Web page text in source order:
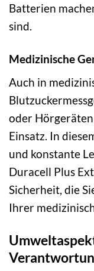
Batterien
sind.
Medizinische
Auch in
oder
Einsatz. In
und konstante
Duracell Plus
Sicherheit, die
Ihrer